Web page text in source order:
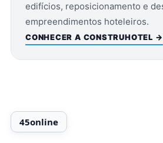
edifícios, reposicionamento e
empreendimentos hoteleiros.
CONHECER A CONSTRUHOTEL →